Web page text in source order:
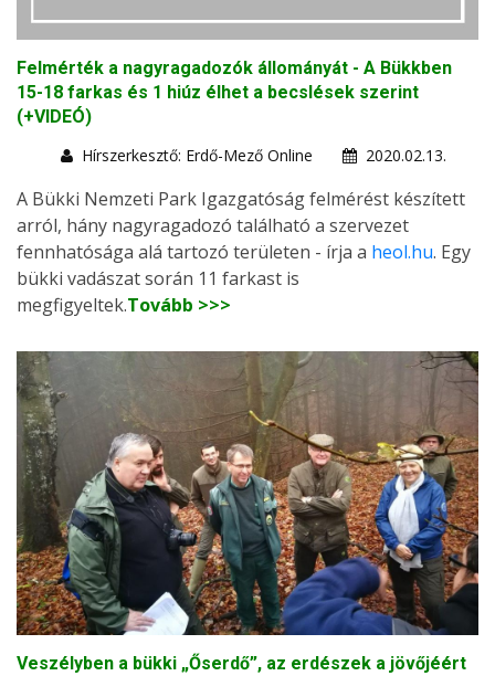
Felmérték a nagyragadozók állományát - A Bükkben
15-18 farkas és 1 hiúz élhet a becslések szerint
(+VIDEÓ)
Hírszerkesztő: Erdő-Mező Online
2020.02.13.
A Bükki Nemzeti Park Igazgatóság felmérést készített
arról, hány nagyragadozó található a szervezet
fennhatósága alá tartozó területen - írja a heol.hu. Egy
bükki vadászat során 11 farkast is
megfigyeltek.Tovább >>>
Veszélyben a bükki „Őserdő”, az erdészek a jövőjéért